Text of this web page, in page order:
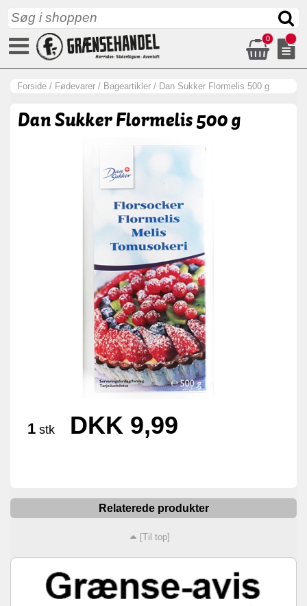
0
Forside / Fødevarer / Bageartikler / Dan Sukker Flormelis 500 g
Dan Sukker Flormelis 500 g
1 stk DKK 9,99
Relaterede produkter
[Til top]